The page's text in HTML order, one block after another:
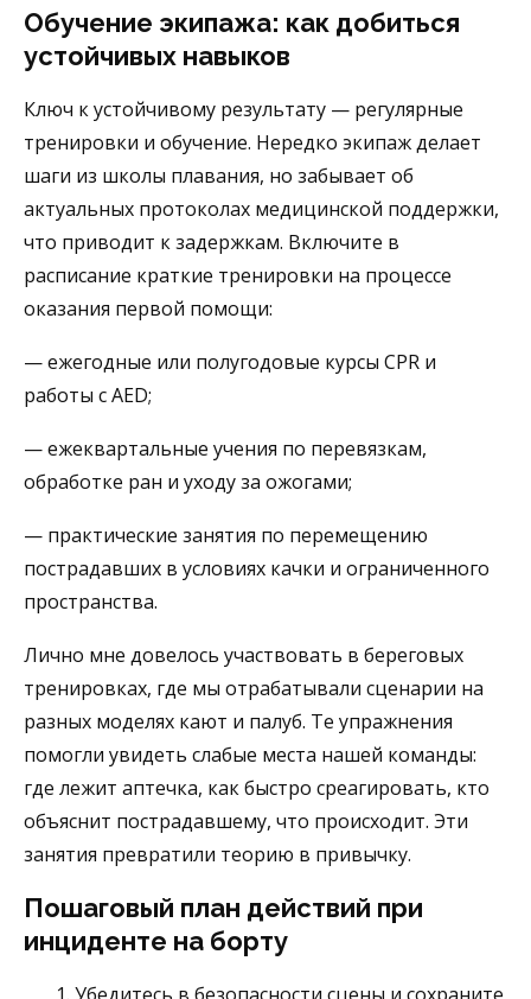
Обучение экипажа: как добиться
устойчивых навыков
Ключ к устойчивому результату — регулярные
тренировки и обучение. Нередко экипаж делает
шаги из школы плавания, но забывает об
актуальных протоколах медицинской поддержки,
что приводит к задержкам. Включите в
расписание краткие тренировки на процессе
оказания первой помощи:
— ежегодные или полугодовые курсы CPR и
работы с AED;
— ежеквартальные учения по перевязкам,
обработке ран и уходу за ожогами;
— практические занятия по перемещению
пострадавших в условиях качки и ограниченного
пространства.
Лично мне довелось участвовать в береговых
тренировках, где мы отрабатывали сценарии на
разных моделях кают и палуб. Те упражнения
помогли увидеть слабые места нашей команды:
где лежит аптечка, как быстро среагировать, кто
объяснит пострадавшему, что происходит. Эти
занятия превратили теорию в привычку.
Пошаговый план действий при
инциденте на борту